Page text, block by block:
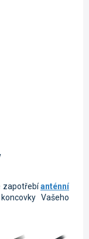
zapotřebí anténní
Vašeho